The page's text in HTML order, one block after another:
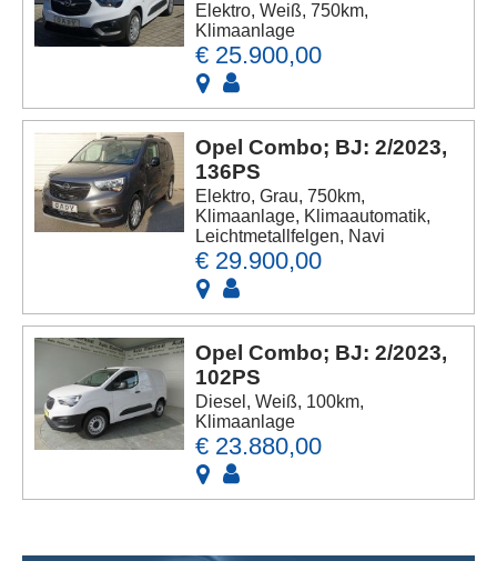
Elektro, Weiß, 750km,
Klimaanlage
€ 25.900,00
Opel Combo; BJ: 2/2023,
136PS
Elektro, Grau, 750km,
Klimaanlage, Klimaautomatik,
Leichtmetallfelgen, Navi
€ 29.900,00
Opel Combo; BJ: 2/2023,
102PS
Diesel, Weiß, 100km,
Klimaanlage
€ 23.880,00